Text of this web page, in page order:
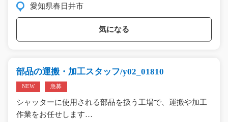
愛知県春日井市
気になる
部品の運搬・加工スタッフ/y02_01810
NEW 急募
シャッターに使用される部品を扱う工場で、運搬や加工
作業をお任せします…